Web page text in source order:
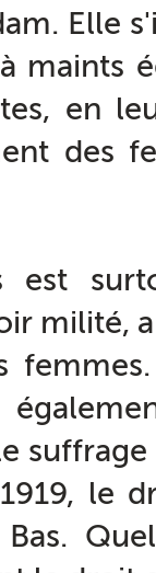
Elle
maints
en
des
est
milité,
le